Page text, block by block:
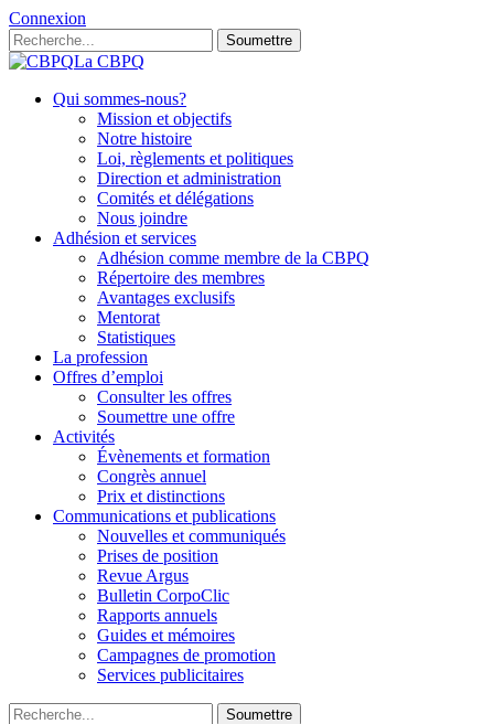
Connexion
Soumettre
La CBPQ
Qui sommes-nous?
Mission et objectifs
Notre histoire
Loi, règlements et politiques
Direction et administration
Comités et délégations
Nous joindre
Adhésion et services
Adhésion comme membre de la CBPQ
Répertoire des membres
Avantages exclusifs
Mentorat
Statistiques
La profession
Offres d’emploi
Consulter les offres
Soumettre une offre
Activités
Évènements et formation
Congrès annuel
Prix et distinctions
Communications et publications
Nouvelles et communiqués
Prises de position
Revue Argus
Bulletin CorpoClic
Rapports annuels
Guides et mémoires
Campagnes de promotion
Services publicitaires
Soumettre